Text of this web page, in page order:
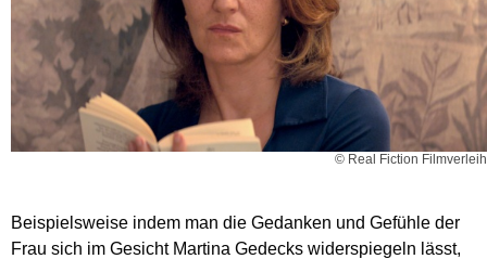
© Real Fiction Filmverleih
Beispielsweise indem man die Gedanken und Gefühle der
Frau sich im Gesicht Martina Gedecks widerspiegeln lässt,